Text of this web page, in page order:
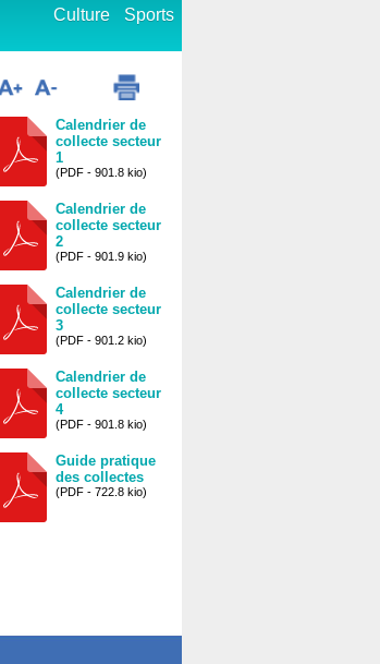
Culture Sports
Calendrier de
collecte secteur
1
(PDF - 901.8 kio)
Calendrier de
collecte secteur
2
(PDF - 901.9 kio)
Calendrier de
collecte secteur
3
(PDF - 901.2 kio)
Calendrier de
collecte secteur
4
(PDF - 901.8 kio)
Guide pratique
des collectes
(PDF - 722.8 kio)